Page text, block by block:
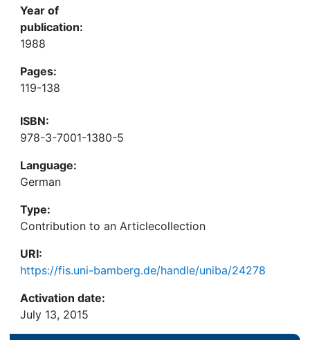
Year of
publication:
1988
Pages:
119-138
ISBN:
978-3-7001-1380-5
Language:
German
Type:
Contribution to an Articlecollection
URI:
https://fis.uni-bamberg.de/handle/uniba/24278
Activation date:
July 13, 2015